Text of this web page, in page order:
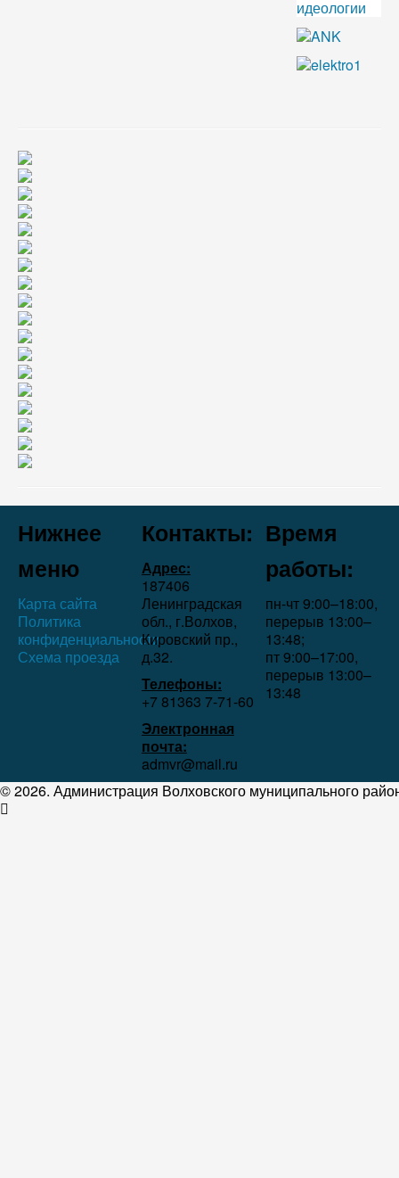
Нижнее
меню
Карта сайта
Политика
конфиденциальности
Схема проезда
Контакты:
Адрес:
187406
Ленинградская
обл., г.Волхов,
Кировский пр.,
д.32.
Телефоны:
+7 81363 7‑71-60
Электронная
почта:
admvr@mail.ru
Время
работы:
пн-чт 9:00–18:00,
перерыв 13:00–
13:48;
пт 9:00–17:00,
перерыв 13:00–
13:48
© 2026. Администрация Волховского муниципального